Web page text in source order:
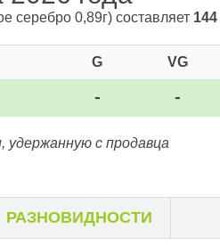
серебро 0,89г) составляет 144
G VG
- -
удержанную с продавца
РАЗНОВИДНОСТИ